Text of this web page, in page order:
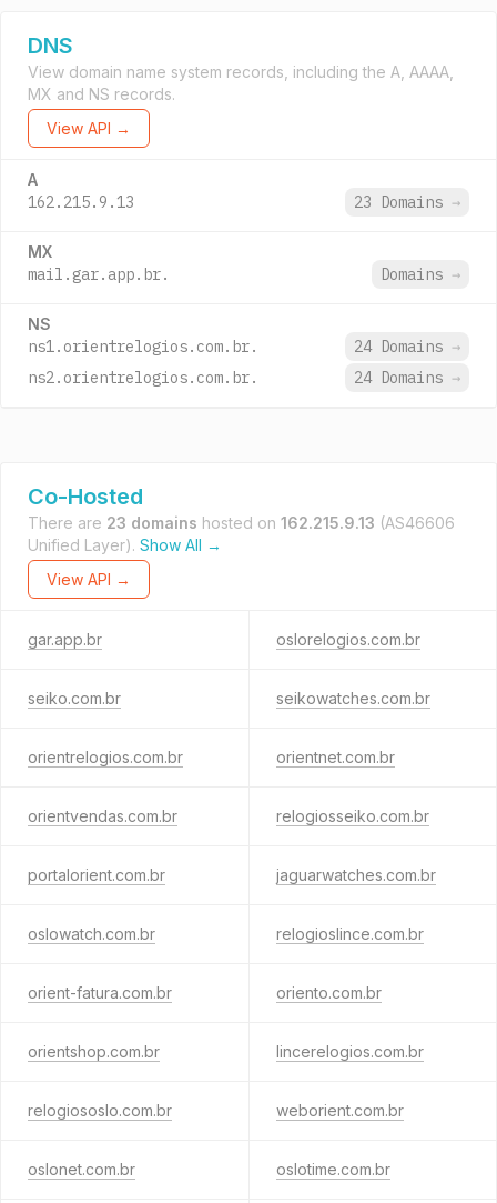
DNS
View domain name system records, including the A, AAAA,
MX and NS records.
View API →
A
162.215.9.13 23 Domains →
MX
mail.gar.app.br. Domains →
NS
ns1.orientrelogios.com.br. 24 Domains →
ns2.orientrelogios.com.br.
24 Domains →
Co-Hosted
There are 23 domains hosted on 162.215.9.13 (AS46606
Unified Layer). Show All →
View API →
gar.app.br oslorelogios.com.br
seiko.com.br seikowatches.com.br
orientrelogios.com.br orientnet.com.br
orientvendas.com.br relogiosseiko.com.br
portalorient.com.br jaguarwatches.com.br
oslowatch.com.br relogioslince.com.br
orient-fatura.com.br oriento.com.br
orientshop.com.br lincerelogios.com.br
relogiososlo.com.br weborient.com.br
oslonet.com.br oslotime.com.br